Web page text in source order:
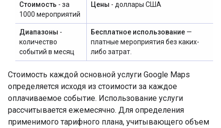
Стоимость - за
1000 мероприятий
Цены - доллары США
Диапазоны -
количество
событий в месяц
Бесплатное использование —
платные мероприятия без каких-
либо затрат.
Стоимость каждой основной услуги Google Maps
определяется исходя из стоимости за каждое
оплачиваемое событие. Использование услуги
рассчитывается ежемесячно. Для определения
применимого тарифного плана, учитывающего объем